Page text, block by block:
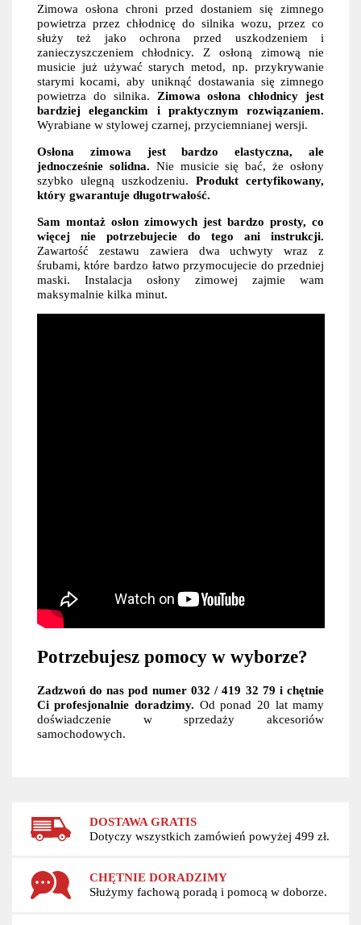
Zimowa osłona chroni przed dostaniem się zimnego
powietrza przez chłodnicę do silnika wozu, przez co
służy też jako ochrona przed uszkodzeniem i
zanieczyszczeniem chłodnicy. Z osłoną zimową nie
musicie już używać starych metod, np. przykrywanie
starymi kocami, aby uniknąć dostawania się zimnego
powietrza do silnika. Zimowa osłona chłodnicy jest
bardziej eleganckim i praktycznym rozwiązaniem.
Wyrabiane w stylowej czarnej, przyciemnianej wersji.
Osłona zimowa jest bardzo elastyczna, ale
jednocześnie solidna. Nie musicie się bać, że osłony
szybko ulegną uszkodzeniu.Produkt certyfikowany,
który gwarantuje długotrwałość.
Sam montaż osłon zimowych jest bardzo prosty, co
więcej nie potrzebujecie do tego ani instrukcji.
Zawartość zestawu zawiera dwa uchwyty wraz z
śrubami, które bardzo łatwo przymocujecie do przedniej
maski. Instalacja osłony zimowej zajmie wam
maksymalnie kilka minut.
Potrzebujesz pomocy w wyborze?
Zadzwoń do nas pod numer 032 / 419 32 79 i chętnie
Ci profesjonalnie doradzimy. Od ponad 20 lat mamy
doświadczenie w sprzedaży akcesoriów
samochodowych.
DOSTAWA GRATIS
Dotyczy wszystkich zamówień powyżej 499 zł.
CHĘTNIE DORADZIMY
Służymy fachową poradą i pomocą w doborze.